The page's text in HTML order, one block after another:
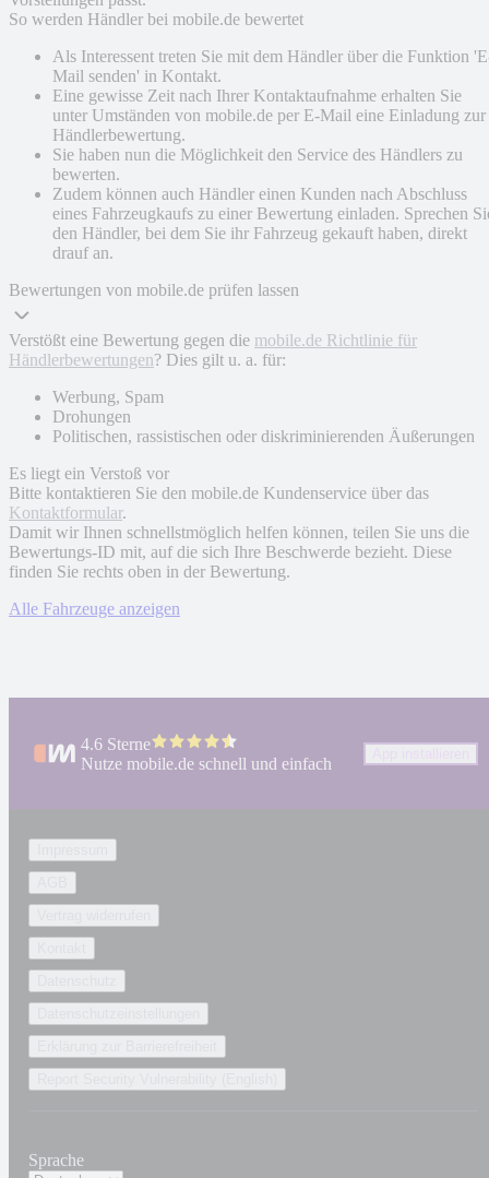
So werden Händler bei mobile.de bewertet
Als Interessent treten Sie mit dem Händler über die Funktion
Mail senden' in Kontakt.
Eine gewisse Zeit nach Ihrer Kontaktaufnahme erhalten Sie
unter Umständen von mobile.de per E-Mail eine Einladung zur
Händlerbewertung.
Sie haben nun die Möglichkeit den Service des Händlers zu
bewerten.
Zudem können auch Händler einen Kunden nach Abschluss
eines Fahrzeugkaufs zu einer Bewertung einladen. Sprechen
den Händler, bei dem Sie ihr Fahrzeug gekauft haben, direkt
drauf an.
Bewertungen von mobile.de prüfen lassen
Verstößt eine Bewertung gegen die mobile.de Richtlinie für
Händlerbewertungen? Dies gilt u. a. für:
Werbung, Spam
Drohungen
Politischen, rassistischen oder diskriminierenden Äußerungen
Es liegt ein Verstoß vor
Bitte kontaktieren Sie den mobile.de Kundenservice über das
Kontaktformular.
Damit wir Ihnen schnellstmöglich helfen können, teilen Sie uns die
Bewertungs-ID mit, auf die sich Ihre Beschwerde bezieht. Diese
finden Sie rechts oben in der Bewertung.
Alle Fahrzeuge anzeigen
4.6 Sterne
Nutze mobile.de schnell und einfach
Sprache